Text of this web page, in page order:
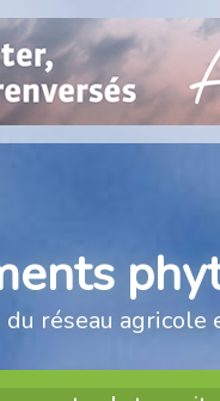
réseau agricole